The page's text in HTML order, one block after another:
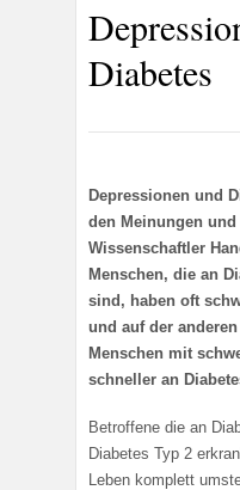
Diabetes
Depressionen und
den Meinungen
Wissenschaftler
Menschen, die an
sind, haben oft
und auf der
Menschen mit
schneller an
Betroffene die an
Diabetes Typ 2
Leben komplett